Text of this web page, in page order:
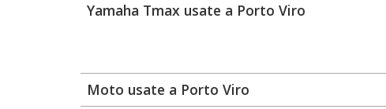
Yamaha Tmax usate a Porto Viro
Moto usate a Porto Viro